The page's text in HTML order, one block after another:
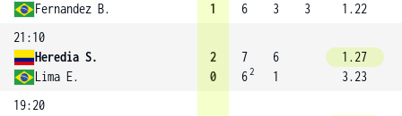
Fernandez B.
1
6
3
3
1.22
21:10
Heredia S.
Lima E.
2
0
7
62
6
1
1.27
3.23
19:20